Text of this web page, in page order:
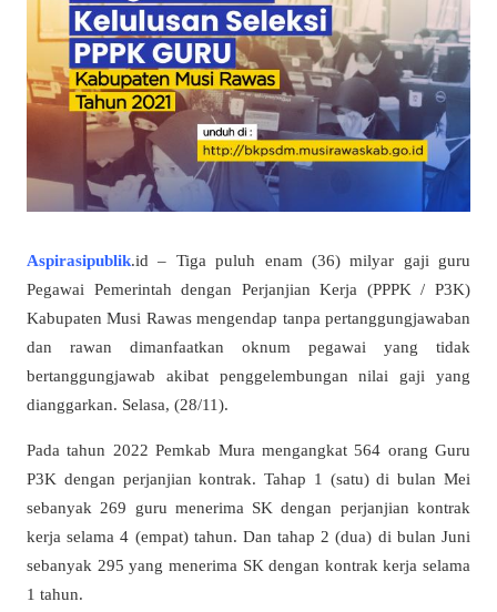
Aspirasipublik.id – Tiga puluh enam (36) milyar gaji guru
Pegawai Pemerintah dengan Perjanjian Kerja (PPPK / P3K)
Kabupaten Musi Rawas mengendap tanpa pertanggungjawaban
dan rawan dimanfaatkan oknum pegawai yang tidak
bertanggungjawab akibat penggelembungan nilai gaji yang
dianggarkan. Selasa, (28/11).
Pada tahun 2022 Pemkab Mura mengangkat 564 orang Guru
P3K dengan perjanjian kontrak. Tahap 1 (satu) di bulan Mei
sebanyak 269 guru menerima SK dengan perjanjian kontrak
kerja selama 4 (empat) tahun. Dan tahap 2 (dua) di bulan Juni
sebanyak 295 yang menerima SK dengan kontrak kerja selama
1 tahun.